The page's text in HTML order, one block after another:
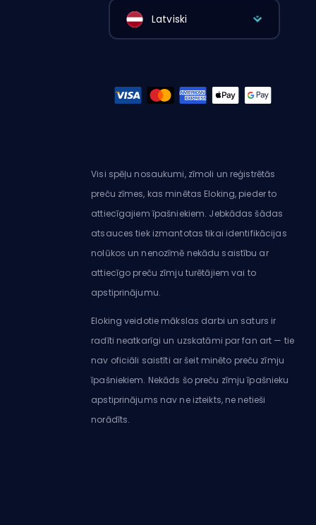
Latviski
Visi spēļu nosaukumi, zīmoli un reģistrētās
preču zīmes, kas minētas Eloking, pieder to
attiecīgajiem īpašniekiem. Jebkādas šādas
atsauces tiek izmantotas tikai identifikācijas
nolūkos un nenozīmē nekādu saistību ar
attiecīgo preču zīmju turētājiem vai to
apstiprinājumu.
Eloking veidotie mākslas darbi un saturs ir
radīti neatkarīgi un uzskatāmi par fan art — tie
nav oficiāli saistīti ar šeit minēto preču zīmju
īpašniekiem. Nekāds šo preču zīmju īpašnieku
apstiprinājums nav ne izteikts, ne netieši
norādīts.